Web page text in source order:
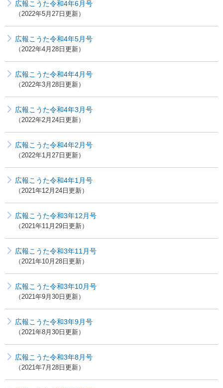
広報こうた令和4年6月号
2022年5月27日更新
広報こうた令和4年5月号
2022年4月28日更新
広報こうた令和4年4月号
2022年3月28日更新
広報こうた令和4年3月号
2022年2月24日更新
広報こうた令和4年2月号
2022年1月27日更新
広報こうた令和4年1月号
2021年12月24日更新
広報こうた令和3年12月号
2021年11月29日更新
広報こうた令和3年11月号
2021年10月28日更新
広報こうた令和3年10月号
2021年9月30日更新
広報こうた令和3年9月号
2021年8月30日更新
広報こうた令和3年8月号
2021年7月28日更新